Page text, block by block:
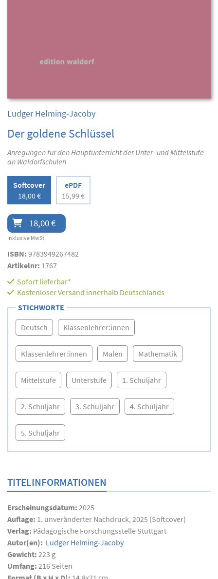
Ludger Helming-Jacoby
Der goldene Schlüssel
Anregungen für den Hauptunterricht der Unter- und Mittelstufe
an Waldorfschulen
Softcover
18,00 €
ePDF
15,99 €
18,00 €
inklusive MwSt.
ISBN: 9783949267482
Artikelnr: 1767
Sofort lieferbar*
Kostenloser Versand innerhalb Deutschlands
STICHWORTE
Deutsch Klassenlehrer:innen
Klassenlehrer:innen Malen Mathematik
Mittelstufe Unterstufe 1. Schuljahr
2. Schuljahr 3. Schuljahr 4. Schuljahr
5. Schuljahr
TITELINFORMATIONEN
Erscheinungsdatum: 2025
Auflage: 1. unveränderter Nachdruck, 2025 (Softcover)
Verlag: Pädagogische Forschungsstelle Stuttgart
Autor(en): Ludger Helming-Jacoby
Gewicht: 223 g
Umfang: 216 Seiten